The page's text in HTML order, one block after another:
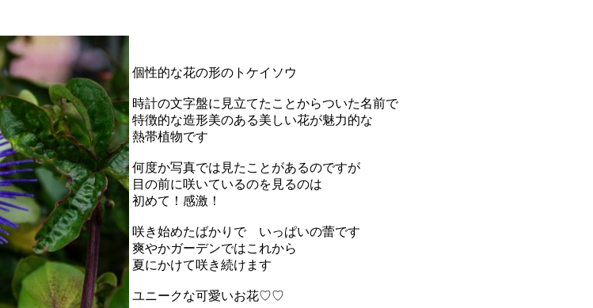
個性的な花の形のトケイソウ
時計の文字盤に見立てたことからついた名前で
特徴的な造形美のある美しい花が魅力的な
熱帯植物です
何度か写真では見たことがあるのですが
目の前に咲いているのを見るのは
初めて！感激！
咲き始めたばかりで いっぱいの蕾です
爽やかガーデンではこれから
夏にかけて咲き続けます
ユニークな可愛いお花♡♡